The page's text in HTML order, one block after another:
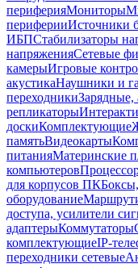
периферияМониторы
периферииИсточники
ИБПСтабилизаторы
напряженияСетевые
камерыИгровые
акустикаНаушники и
переходникиЗарядные,
репликаторы
доскиКомплектующие
памятьВидеокарты
питанияМатеринские
компьютеров
для корпусов ПК
оборудование
доступа, усилители
адаптерыКоммутаторы
комплектующиеIP-
переходники сетевые